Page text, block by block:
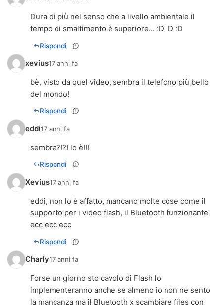
Dura di più nel senso che a livello ambientale il
tempo di smaltimento è superiore... :D :D :D
Rispondi
xevius17 anni fa
bè, visto da quel video, sembra il telefono più bello
del mondo!
Rispondi
eddi17 anni fa
sembra?!?! lo è!!!
Rispondi
Xevius17 anni fa
eddi, non lo è affatto, mancano molte cose come il
supporto per i video flash, il Bluetooth funzionante
ecc ecc ecc
Rispondi
Charly17 anni fa
Forse un giorno sto cavolo di Flash lo
implementeranno anche se almeno io non ne sento
la mancanza ma il Bluetooth x scambiare files con